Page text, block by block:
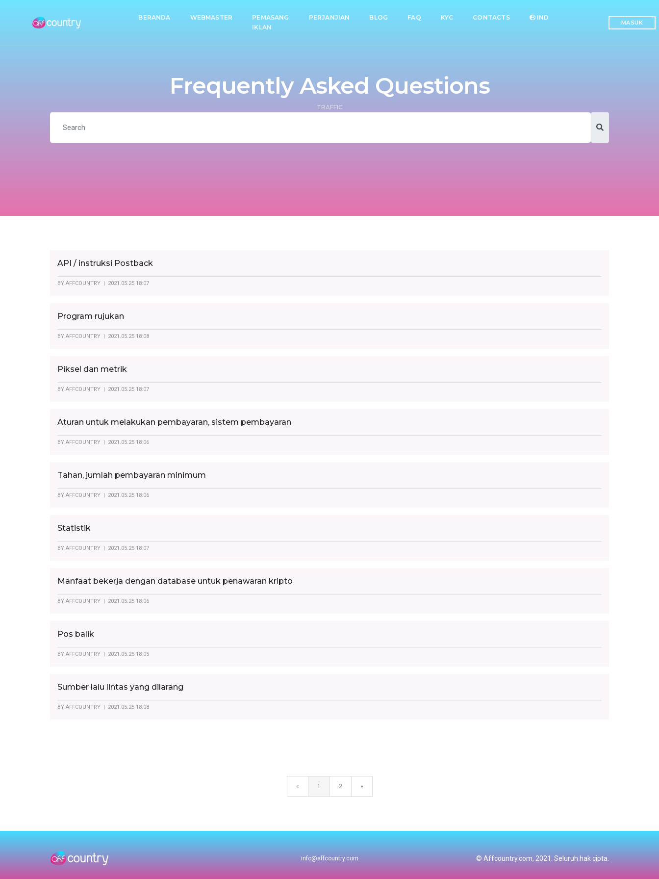
BERANDA WEBMASTER
PEMASANG
IKLAN
PERJANJIAN BLOG FAQ KYC CONTACTS IND
MASUK
Frequently Asked Questions
TRAFFIC
API / instruksi Postback
BY AFFCOUNTRY | 2021.05.25 18:07
Program rujukan
BY AFFCOUNTRY | 2021.05.25 18:08
Piksel dan metrik
BY AFFCOUNTRY | 2021.05.25 18:07
Aturan untuk melakukan pembayaran, sistem pembayaran
BY AFFCOUNTRY | 2021.05.25 18:06
Tahan, jumlah pembayaran minimum
BY AFFCOUNTRY | 2021.05.25 18:06
Statistik
BY AFFCOUNTRY | 2021.05.25 18:07
Manfaat bekerja dengan database untuk penawaran kripto
BY AFFCOUNTRY | 2021.05.25 18:06
Pos balik
BY AFFCOUNTRY | 2021.05.25 18:05
Sumber lalu lintas yang dilarang
BY AFFCOUNTRY | 2021.05.25 18:08
« 1 2 »
info@affcountry.com © Affcountry.com, 2021. Seluruh hak cipta.